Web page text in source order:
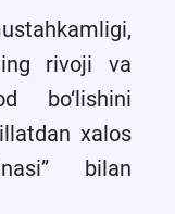
rivoji va
bo‘lishini
xalos
bilan